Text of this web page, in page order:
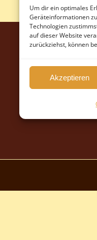
Um dir ein optimales
Geräteinformationen
Technologien
auf dieser Website
zurückziehst, können
Akzeptieren